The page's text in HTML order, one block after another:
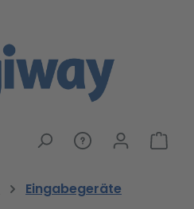
Eingabegeräte